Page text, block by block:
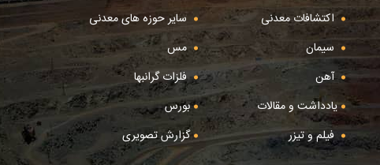
اکتشافات معدنی
سایر حوزه های معدنی
سیمان
مس
آهن
فلزات گرانبها
یادداشت و مقالات
بورس
فیلم و تیزر
گزارش تصویری